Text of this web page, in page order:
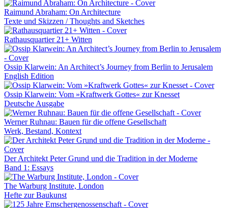
Raimund Abraham: On Architecture
Texte und Skizzen / Thoughts and Sketches
Rathausquartier 21+ Witten
Ossip Klarwein: An Architect’s Journey from Berlin to Jerusalem
English Edition
Ossip Klarwein: Vom »Kraftwerk Gottes« zur Knesset
Deutsche Ausgabe
Werner Ruhnau: Bauen für die offene Gesellschaft
Werk, Bestand, Kontext
Der Architekt Peter Grund und die Tradition in der Moderne
Band 1: Essays
The Warburg Institute, London
Hefte zur Baukunst